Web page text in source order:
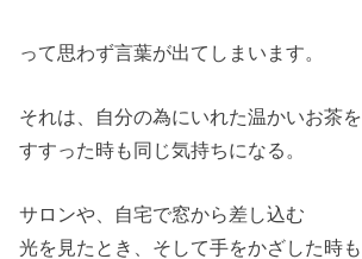
って思わず言葉が出てしまいます。
それは、自分の為にいれた温かいお茶を
すすった時も同じ気持ちになる。
サロンや、自宅で窓から差し込む
光を見たとき、そして手をかざした時も